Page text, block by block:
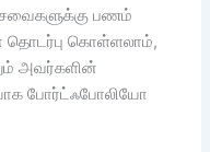
பணம்
தொடர்பு கொள்ளலாம்,
அவர்களின்
போர்ட்ஃபோலியோ